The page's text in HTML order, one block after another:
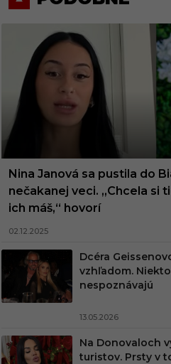
Nina Janová sa pustila do
nečakanej veci. „Chcela si
ich máš,“ hovorí
02.12.2025
Dcéra
vzhľadom.
nespoznávajú
13.05.2026
Na Donovaloch
turistov. Prsty v